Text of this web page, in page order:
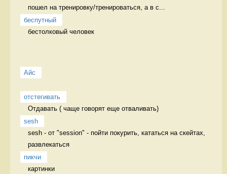
пошел на тренировку/тренироваться, а в с...
беспутный
бестолковый человек
Айс
отстегивать
Отдавать ( чаще говорят еще отваливать)
sesh
sesh - от "session" - пойти покурить, кататься на скейтах,
развлекаться
пикчи
картинки